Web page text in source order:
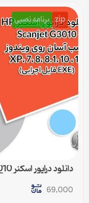
zip برنامه نصبی
سریع برای ویندوزهای XP تا 11
69,000